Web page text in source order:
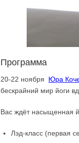
Программа
20-22 ноября Юра
бескрайний мир йоги
Вас ждёт насыщенная
Лэд-класс (первая